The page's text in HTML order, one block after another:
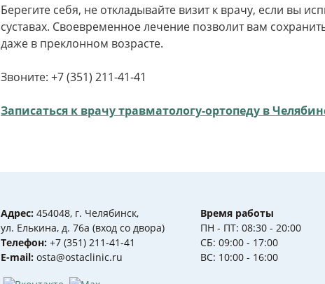
Берегите себя, не откладывайте визит к врачу, если вы
суставах. Своевременное лечение позволит вам
даже в преклонном возрасте.
Звоните: +7 (351) 211-41-41
Записаться к врачу травматологу-ортопеду в
Адрес: 454048, г. Челябинск,
ул. Елькина, д. 76а (вход со двора)
Телефон: +7 (351) 211-41-41
Е-mail: osta@ostaclinic.ru
Время работы
ПН - ПТ: 08:30 - 20:00
СБ: 09:00 - 17:00
ВС: 10:00 - 16:00